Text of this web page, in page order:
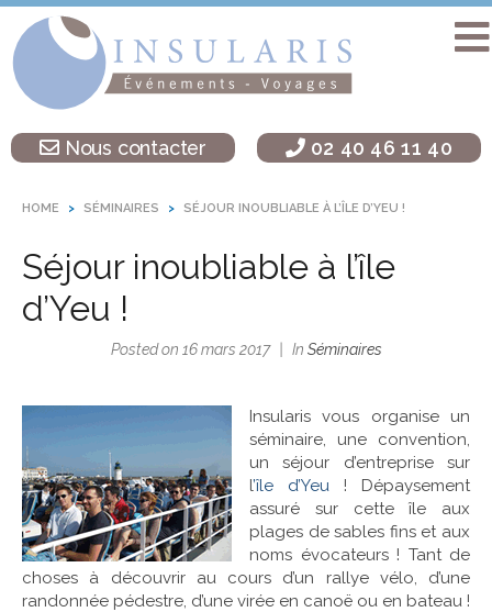
Accueil
Séminaire
sur une île
Activités
Soirées
Autres
L’agence
Insularis
Actualités
Références
Contact
Nous contacter 02 40 46 11 40
HOME SÉMINAIRES SÉJOUR INOUBLIABLE À L’ÎLE D’YEU !
Séjour inoubliable à l’île
d’Yeu !
Posted on 16 mars 2017 In Séminaires
Insularis vous organise un
séminaire, une convention,
un séjour d’entreprise sur
l’île d’Yeu ! Dépaysement
assuré sur cette île aux
plages de sables fins et aux
noms évocateurs ! Tant de
choses à découvrir au cours d’un rallye vélo, d’une
randonnée pédestre, d’une virée en canoë ou en bateau !